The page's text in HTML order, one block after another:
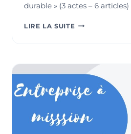
durable » (3 actes – 6 articles)
LIRE LA SUITE VERS
:
LE
MANAGER,
PREMIER
ACTEUR